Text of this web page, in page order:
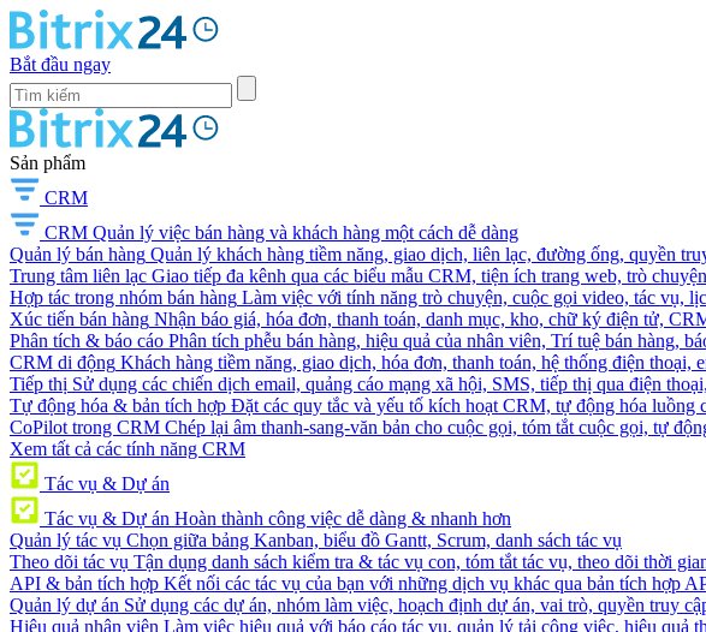
Bắt đầu ngay
Sản phẩm
CRM
CRM Quản lý việc bán hàng và khách hàng một cách dễ dàng
Quản lý bán hàng Quản lý khách hàng tiềm năng, giao dịch, liên lạc, đường ống, quyền
Trung tâm liên lạc Giao tiếp đa kênh qua các biểu mẫu CRM, tiện ích trang web, trò
Hợp tác trong nhóm bán hàng Làm việc với tính năng trò chuyện, cuộc gọi video, tác vụ,
Xúc tiến bán hàng Nhận báo giá, hóa đơn, thanh toán, danh mục, kho, chữ ký điện tử,
Phân tích & báo cáo Phân tích phễu bán hàng, hiệu quả của nhân viên, Trí tuệ bán hàng,
CRM di động Khách hàng tiềm năng, giao dịch, hóa đơn, thanh toán, hệ thống điện thoại,
Tiếp thị Sử dụng các chiến dịch email, quảng cáo mạng xã hội, SMS, tiếp thị qua điện
Tự động hóa & bản tích hợp Đặt các quy tắc và yếu tố kích hoạt CRM, tự động hóa luồng
CoPilot trong CRM Chép lại âm thanh-sang-văn bản cho cuộc gọi, tóm tắt cuộc gọi, tự
Xem tất cả các tính năng CRM
Tác vụ & Dự án
Tác vụ & Dự án Hoàn thành công việc dễ dàng & nhanh hơn
Quản lý tác vụ Chọn giữa bảng Kanban, biểu đồ Gantt, Scrum, danh sách tác vụ
Theo dõi tác vụ Tận dụng danh sách kiểm tra & tác vụ con, tóm tắt tác vụ, theo dõi thời
API & bản tích hợp Kết nối các tác vụ của bạn với những dịch vụ khác qua bản tích hợp
Quản lý dự án Sử dụng các dự án, nhóm làm việc, hoạch định dự án, vai trò, quyền truy
Hiệu quả nhân viên Làm việc hiệu quả với báo cáo tác vụ, quản lý tải công việc, hiệu quả